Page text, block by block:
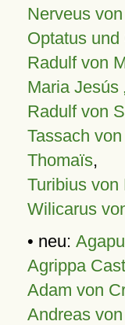
Nerveus
Optatus und
Radulf von
Maria Jesús
Radulf von
Tassach
Thomaïs,
Turibius von
Wilicarus
• neu:
Agrippa
Adam von
Andreas